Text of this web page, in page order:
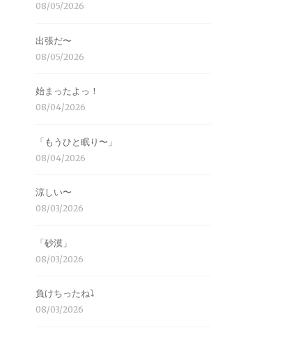
08/05/2026
出張だ〜
08/05/2026
始まったよっ！
08/04/2026
「もうひと眠り〜」
08/04/2026
涼しい〜
08/03/2026
「砂漠」
08/03/2026
負けちったね⤵︎
08/03/2026